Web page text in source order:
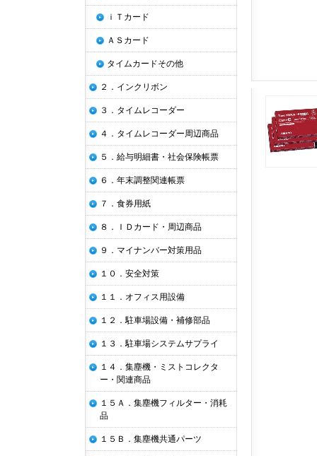
ｉＴカード
ＡＳカード
タイムカードその他
２．インクリボン
３．タイムレコーダー
４．タイムレコーダー周辺商品
５．給与明細書・社会保険帳票
６．年末調整関連帳票
７．食券用紙
８．ＩＤカード・周辺商品
９．マイナンバー対策用品
１０．安全対策
１１．オフィス用設備
１２．駐車場設備・補修部品
１３．駐車場システムサプライ
１４．集塵機・ミストコレクタ
ー・関連商品
１５Ａ．集塵機フィルター・消耗
品
１５Ｂ．集塵機共通パーツ